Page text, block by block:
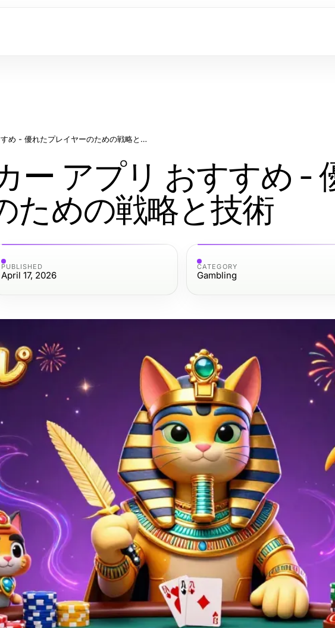
2026年版ポーカー アプリ おすすめ - 優れたプレイヤーのための戦略と技術
ー アプリ おすすめ -
ための戦略と技術
PUBLISHED
April 17, 2026
CATEGORY
Gambling